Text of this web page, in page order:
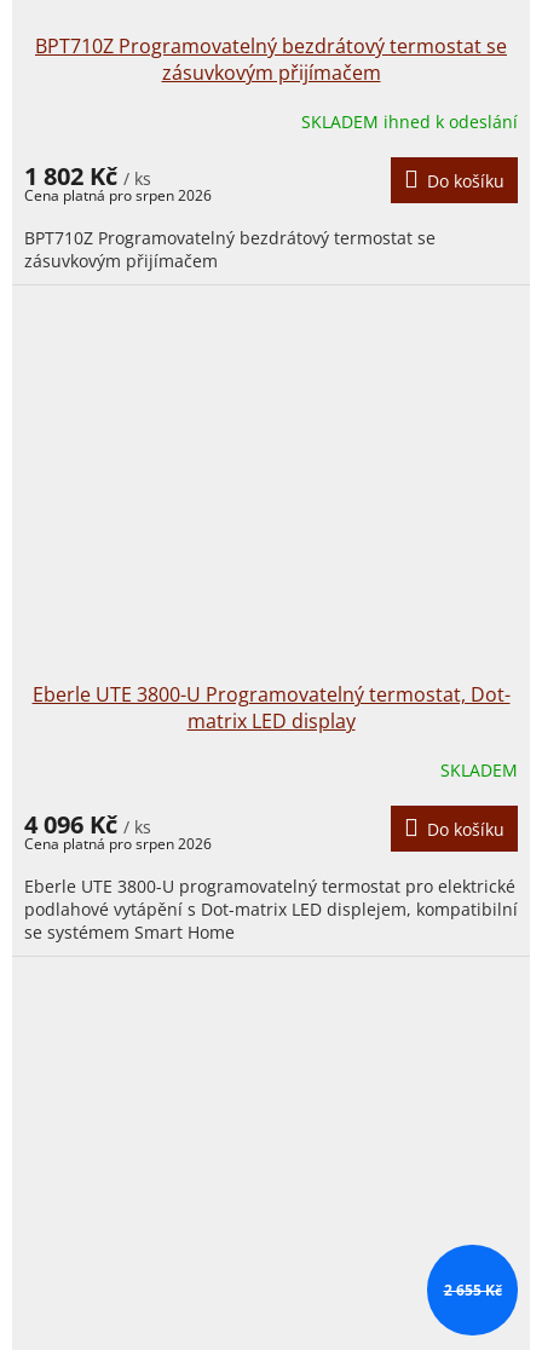
BPT710Z Programovatelný bezdrátový termostat se
zásuvkovým přijímačem
SKLADEM ihned k odeslání
1 802 Kč / ks Do košíku
BPT710Z Programovatelný bezdrátový termostat se
zásuvkovým přijímačem
Eberle UTE 3800-U Programovatelný termostat, Dot-
matrix LED display
SKLADEM
4 096 Kč / ks Do košíku
Eberle UTE 3800-U programovatelný termostat pro elektrické
podlahové vytápění s Dot-matrix LED displejem, kompatibilní
se systémem Smart Home
2 655 Kč